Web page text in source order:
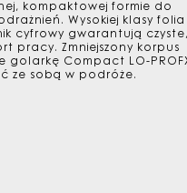
kompaktowej formie do
Wysokiej klasy folia
cyfrowy gwarantują
pracy. Zmniejszony korpus
golarkę Compact LO-
ze sobą w podróże.